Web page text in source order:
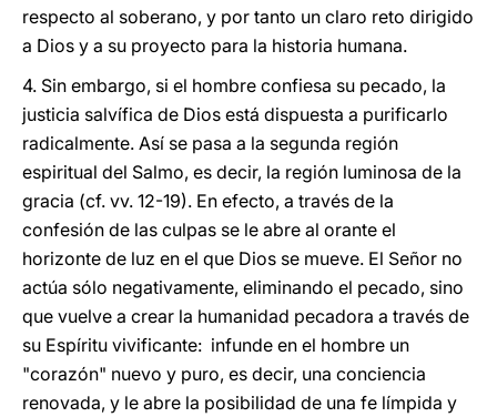
respecto al soberano, y por tanto un claro reto dirigido
a Dios y a su proyecto para la historia humana.
4. Sin embargo, si el hombre confiesa su pecado, la
justicia salvífica de Dios está dispuesta a purificarlo
radicalmente. Así se pasa a la segunda región
espiritual del Salmo, es decir, la región luminosa de la
gracia (cf. vv. 12-19). En efecto, a través de la
confesión de las culpas se le abre al orante el
horizonte de luz en el que Dios se mueve. El Señor no
actúa sólo negativamente, eliminando el pecado, sino
que vuelve a crear la humanidad pecadora a través de
su Espíritu vivificante: infunde en el hombre un
"corazón" nuevo y puro, es decir, una conciencia
renovada, y le abre la posibilidad de una fe límpida y